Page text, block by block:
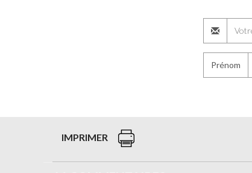
Prénom
IMPRIMER